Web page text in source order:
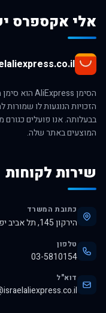
אלי אקספרס
בבעלותה. אנו פועלים
המוצעים באתר שלה.
שירות לקוחות
כתובת המשרד
הירקון 145, תל אביב יפו, ישראל, 6345313
טלפון
03-5810154
דוא"ל